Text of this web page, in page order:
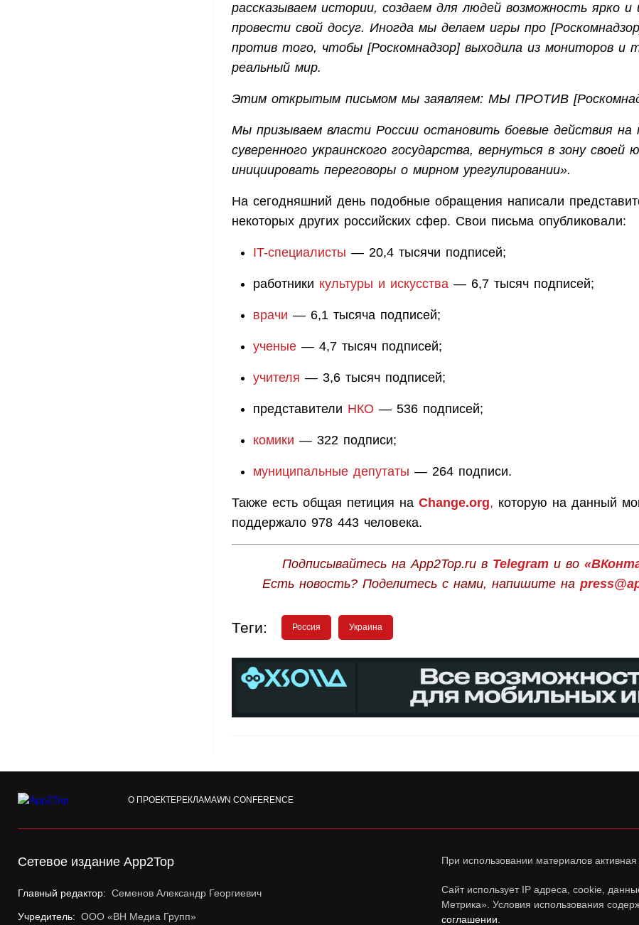
рассказываем истории, создаем для людей возможность ярко и
провести свой досуг. Иногда мы делаем игры про
против того, чтобы [Роскомнадзор] выходила из мониторов и
реальный мир.
Этим открытым письмом мы заявляем: МЫ ПРОТИВ
Мы призываем власти России остановить боевые действия на
суверенного украинского государства, вернуться в зону своей
инициировать переговоры о мирном урегулировании».
На сегодняшний день подобные обращения написали
некоторых других российских сфер. Свои письма опубликовали:
IT-специалисты — 20,4 тысячи подписей;
работники культуры и искусства — 6,7 тысяч подписей;
врачи — 6,1 тысяча подписей;
ученые — 4,7 тысяч подписей;
учителя — 3,6 тысяч подписей;
представители НКО — 536 подписей;
комики — 322 подписи;
муниципальные депутаты — 264 подписи.
Также есть общая петиция на Change.org, которую на данный
поддержало 978 443 человека.
Подписывайтесь на App2Top.ru в Telegramи во
Есть новость? Поделитесь с нами, напишите на
Теги: Россия Украина
О ПРОЕКТЕРЕКЛАМАWN CONFERENCE
Сетевое издание App2Top
Главный редактор: Семенов Александр Георгиевич
Учредитель: ООО «ВН Медиа Групп»
При использовании материалов
Сайт использует IP адреса, cookie,
Метрика». Условия использования
соглашении.